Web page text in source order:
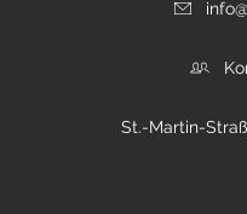
St.-Martin-